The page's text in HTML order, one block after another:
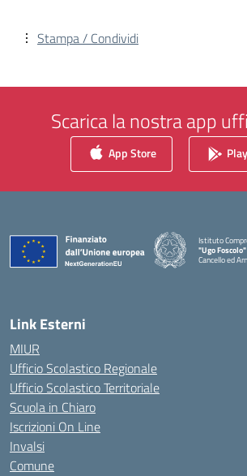
Stampa / Condividi
Scarica la nostra app
App Store
Istituto
"Ugo Foscolo"
Cancello ed
Link Esterni
MIUR
Ufficio Scolastico Regionale
Ufficio Scolastico Territoriale
Scuola in Chiaro
Iscrizioni On Line
Invalsi
Comune